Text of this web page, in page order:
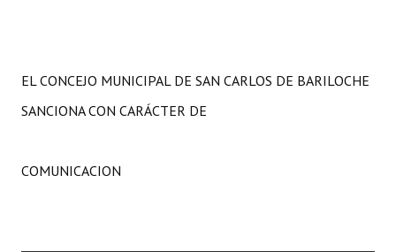
EL CONCEJO MUNICIPAL DE SAN CARLOS DE BARILOCHE
SANCIONA CON CARÁCTER DE
COMUNICACION